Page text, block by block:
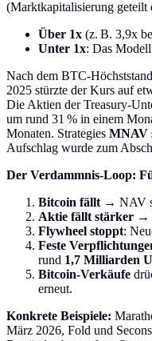
(Marktkapitalisierung geteilt
Über 1x (z. B. 3,9x
Unter 1x: Das
Nach dem BTC-
2025 stürzte der Kurs auf
Die Aktien der Treasury-
um rund 31 % in einem
Monaten. Strategies MNAV
Aufschlag wurde zum
Der Verdammnis-Loop:
Bitcoin fällt → NAV
Aktie fällt stärker →
Flywheel stoppt:
Feste
rund 1,7 Milliarden
Bitcoin-Verkäufe
erneut.
Konkrete Beispiele:
März 2026, Fold und